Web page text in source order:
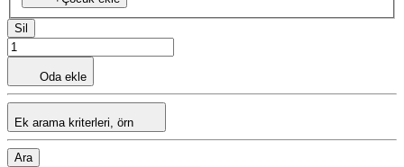
Sil
Oda ekle
Ek arama kriterleri, örn
Ara